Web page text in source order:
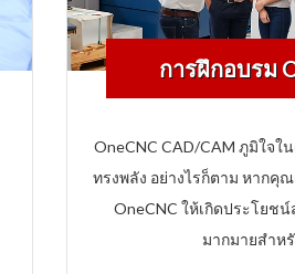
การฝึกอบรม
OneCNC CAD/CAM ภูมิใจใ
ทรงพลัง อย่างไรก็ตาม หากคุ
OneCNC ให้เกิดประโยชน์
มากมายสำห